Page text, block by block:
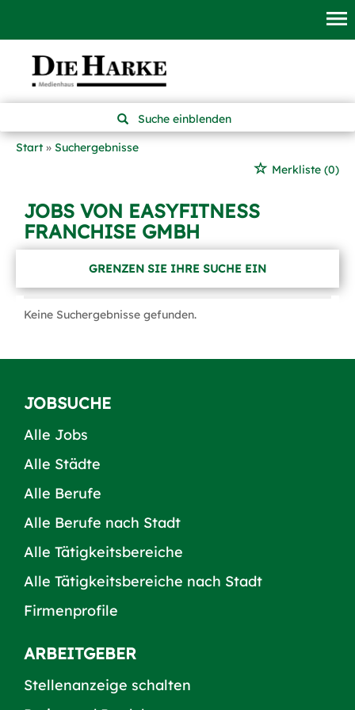
Suche einblenden
Start
Suchergebnisse
Merkliste (0)
JOBS VON EASYFITNESS
FRANCHISE GMBH
GRENZEN SIE IHRE SUCHE EIN
Keine Suchergebnisse gefunden.
JOBSUCHE
Alle Jobs
Alle Städte
Alle Berufe
Alle Berufe nach Stadt
Alle Tätigkeitsbereiche
Alle Tätigkeitsbereiche nach Stadt
Firmenprofile
ARBEITGEBER
Stellenanzeige schalten